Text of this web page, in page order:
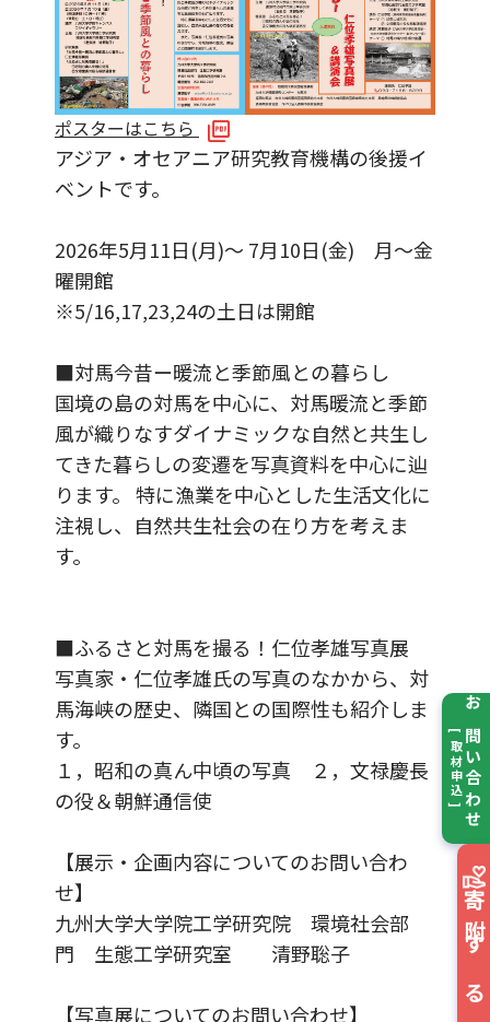
お問い合わせ
[ 取材申込 ]
寄附する
ポスターはこちら
アジア・オセアニア研究教育機構の後援イ
ベントです。
2026年5月11日(月)〜 7月10日(金) 月〜金
曜開館
※5/16,17,23,24の土日は開館
■対馬今昔ー暖流と季節風との暮らし
国境の島の対馬を中心に、対馬暖流と季節
風が織りなすダイナミックな自然と共生し
てきた暮らしの変遷を写真資料を中心に辿
ります。 特に漁業を中心とした生活文化に
注視し、自然共生社会の在り方を考えま
す。
■ふるさと対馬を撮る！仁位孝雄写真展
写真家・仁位孝雄氏の写真のなかから、対
馬海峡の歴史、隣国との国際性も紹介しま
す。
１，昭和の真ん中頃の写真 ２，文禄慶長
の役＆朝鮮通信使
【展示・企画内容についてのお問い合わ
せ】
九州大学大学院工学研究院 環境社会部
門 生態工学研究室 清野聡子
【写真展についてのお問い合わせ】